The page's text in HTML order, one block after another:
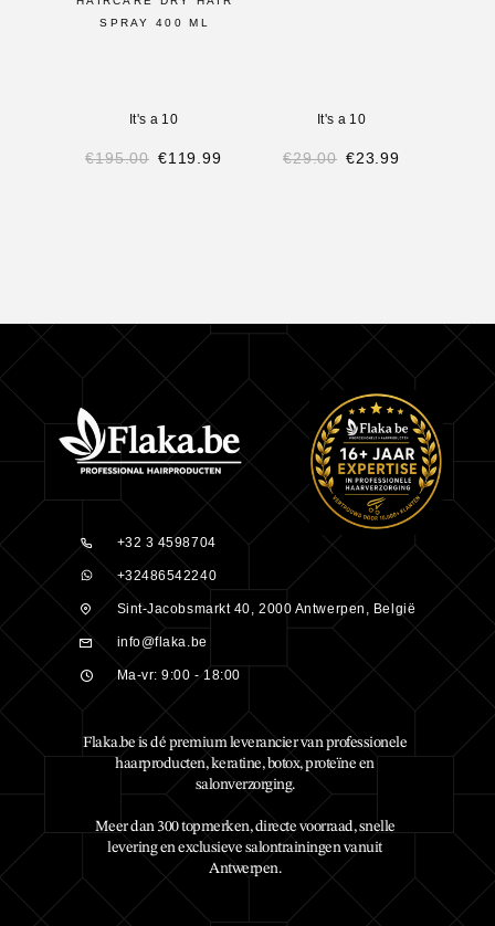
SPRAY 400 ML
It's a 10
€195.00 €119.99
It's a 10
€29.00 €23.99
+32 3 4598704
+32486542240
Sint-Jacobsmarkt 40, 2000 Antwerpen, België
info@flaka.be
Ma-vr: 9:00 - 18:00
Flaka.be is dé premium leverancier van professionele
haarproducten, keratine, botox, proteïne en
salonverzorging.
Meer dan 300 topmerken, directe voorraad, snelle
levering en exclusieve salontrainingen vanuit
Antwerpen.